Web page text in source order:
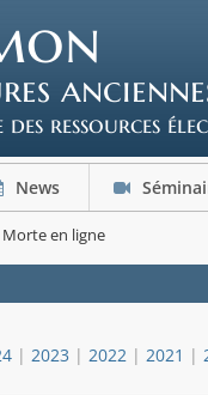
ressources
News
en ligne
| 2023 | 2022 | 2021 |